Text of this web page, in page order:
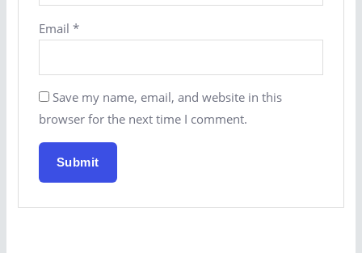
Email *
Save my name, email, and website in this
browser for the next time I comment.